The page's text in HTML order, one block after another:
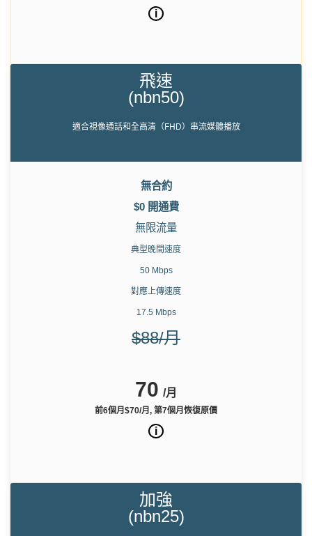
i
飛速
(nbn50)
適合視像通話和全高清（FHD）串流媒體播放
無合約
$0 開通費
無限流量
典型晚間速度
50 Mbps
對應上傳速度
17.5 Mbps
$88/月
70 /月
前6個月$70/月, 第7個月恢復原價
i
加強
(nbn25)